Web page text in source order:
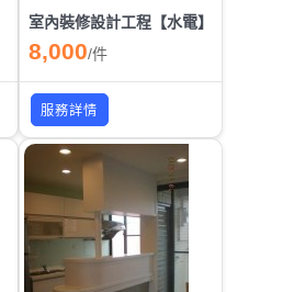
室內裝修設計工程【水電】
8,000/件
服務詳情